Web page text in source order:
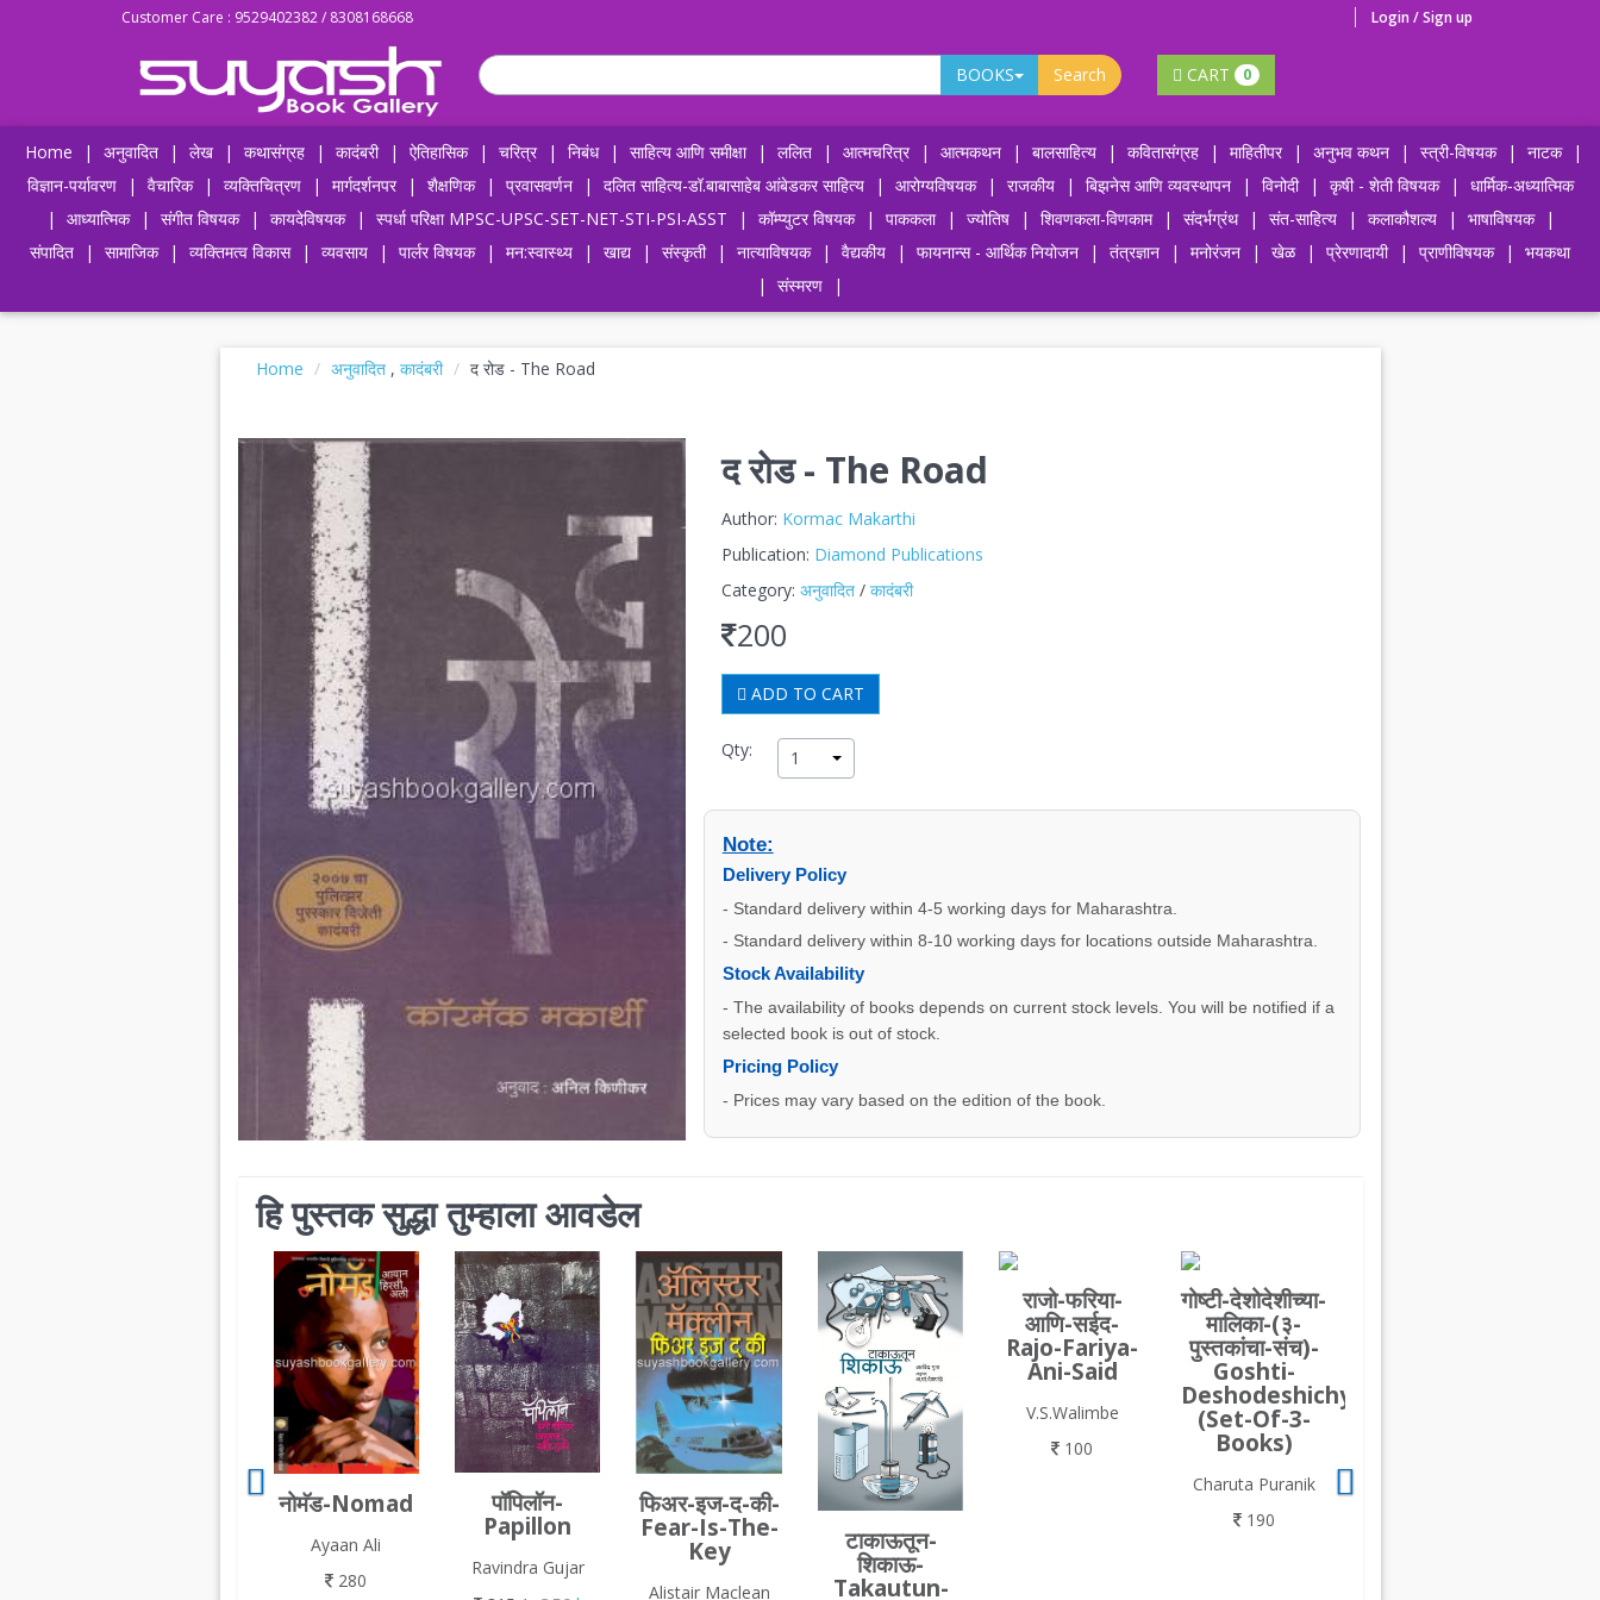
Customer Care : 9529402382 / 8308168668 Login / Sign up
BOOKS Search CART 0
Home | अनुवादित | लेख | कथासंग्रह | कादंबरी | ऐतिहासिक | चरित्र | निबंध | साहित्य आणि समीक्षा | ललित | आत्मचरित्र | आत्मकथन | बालसाहित्य | कवितासंग्रह | माहितीपर | अनुभव कथन | स्त्री-विषयक | नाटक
|
विज्ञान-पर्यावरण
| वैचारिक | व्यक्तिचित्रण | मार्गदर्शनपर | शैक्षणिक | प्रवासवर्णन | दलित साहित्य-डॉ.बाबासाहेब आंबेडकर साहित्य | आरोग्यविषयक | राजकीय | बिझनेस आणि व्यवस्थापन | विनोदी | कृषी - शेती विषयक |
धार्मिक-अध्यात्मिक
|
आध्यात्मिक | संगीत विषयक | कायदेविषयक | स्पर्धा परिक्षा MPSC-UPSC-SET-NET-STI-PSI-ASST | कॉम्प्युटर विषयक | पाककला | ज्योतिष | शिवणकला-विणकाम | संदर्भग्रंथ | संत-साहित्य | कलाकौशल्य | भाषाविषयक
|
संपादित
| सामाजिक | व्यक्तिमत्व विकास | व्यवसाय | पार्लर विषयक | मन:स्वास्थ्य | खाद्य | संस्कृती | नात्याविषयक | वैद्यकीय | फायनान्स - आर्थिक नियोजन | तंत्रज्ञान | मनोरंजन | खेळ | प्रेरणादायी | प्राणीविषयक |
भयकथा
|
संस्मरण |
Home अनुवादित, कादंबरी द रोड - The Road
द रोड - The Road
Author: Kormac Makarthi
Publication: Diamond Publications
Category: अनुवादित/कादंबरी
200
ADD TO CART
Qty: 1
Note:
Delivery Policy
- Standard delivery within 4-5 working days for Maharashtra.
- Standard delivery within 8-10 working days for locations outside Maharashtra.
Stock Availability
- The availability of books depends on current stock levels. You will be notified if a
selected book is out of stock.
Pricing Policy
- Prices may vary based on the edition of the book.
हि पुस्तक सुद्धा तुम्हाला आवडेल
नोमॅड-Nomad
Ayaan Ali
280
पॉपिलॉन-
Papillon
Ravindra Gujar
फिअर-इज-द-की-
Fear-Is-The-
Key
Alistair Maclean
टाकाऊतून-
शिकाऊ-
Takautun-
राजो-फरिया-
आणि-सईद-
Rajo-Fariya-
Ani-Said
V.S.Walimbe
100
गोष्टी-देशोदेशीच्या-
मालिका-(३-
पुस्तकांचा-संच)-
Goshti-
Deshodeshichya-
(Set-Of-3-
Books)
Charuta Puranik
190